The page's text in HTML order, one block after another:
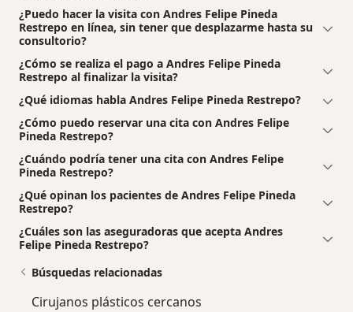
¿Puedo hacer la visita con Andres Felipe Pineda
Restrepo en línea, sin tener que desplazarme hasta su
consultorio?
¿Cómo se realiza el pago a Andres Felipe Pineda
Restrepo al finalizar la visita?
¿Qué idiomas habla Andres Felipe Pineda Restrepo?
¿Cómo puedo reservar una cita con Andres Felipe
Pineda Restrepo?
¿Cuándo podría tener una cita con Andres Felipe
Pineda Restrepo?
¿Qué opinan los pacientes de Andres Felipe Pineda
Restrepo?
¿Cuáles son las aseguradoras que acepta Andres
Felipe Pineda Restrepo?
Búsquedas relacionadas
Cirujanos plásticos cercanos